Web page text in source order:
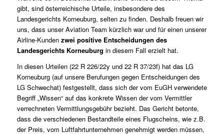
gibt, sind österreichische Urteile, insbesondere des
Landesgerichts Korneuburg, selten zu finden. Deshalb freuen wir
uns, dass unserAviation Team kürzlich war und für einen unserer
Airline-Kunden zwei positive Entscheidungen des
Landesgerichts Korneuburg in diesem Fall erzielt hat.
In diesen Urteilen (22 R 226/22y und 22 R 37/23f) hat das LG
Korneuburg (auf unsere Berufungen gegen Entscheidungen des
LG Schwechat) festgestellt, dass sich der vom EuGH verwendete
Begriff „Wissen“ auf das konkrete Wissen der vom Vermittler
verrechneten Vermittlungsgebühr bezieht. Das Gericht betonte,
dass die verschiedenen Bestandteile eines Flugscheins, wie z.B.
der Preis, vom Luftfahrtunternehmen genehmigt werden müssen,